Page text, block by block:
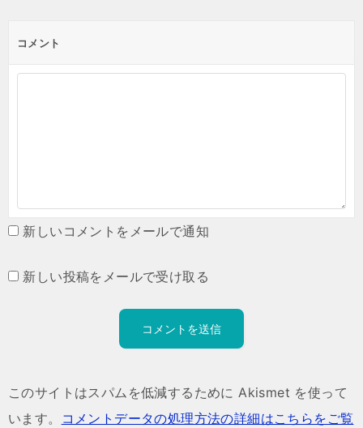
コメント
新しいコメントをメールで通知
新しい投稿をメールで受け取る
このサイトはスパムを低減するために Akismet を使って
います。
コメントデータの処理方法の詳細はこちらをご覧